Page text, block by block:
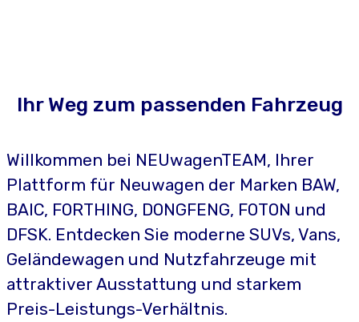
Ihr Weg zum passenden Fahrzeug
Willkommen bei NEUwagenTEAM, Ihrer
Plattform für Neuwagen der Marken BAW,
BAIC, FORTHING, DONGFENG, FOTON und
DFSK. Entdecken Sie moderne SUVs, Vans,
Geländewagen und Nutzfahrzeuge mit
attraktiver Ausstattung und starkem
Preis-Leistungs-Verhältnis.